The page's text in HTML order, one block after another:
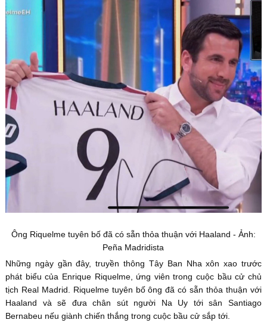
Ông Riquelme tuyên bố đã có sẵn thỏa thuận với Haaland - Ảnh:
Peña Madridista
Những ngày gần đây, truyền thông Tây Ban Nha xôn xao trước
phát biểu của Enrique Riquelme, ứng viên trong cuộc bầu cử chủ
tịch Real Madrid. Riquelme tuyên bố ông đã có sẵn thỏa thuận với
Haaland và sẽ đưa chân sút người Na Uy tới sân Santiago
Bernabeu nếu giành chiến thắng trong cuộc bầu cử sắp tới.